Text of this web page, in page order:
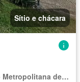
Sítio e chácara
Região Imediata de São Paulo, Região Metropolitana de São Paulo